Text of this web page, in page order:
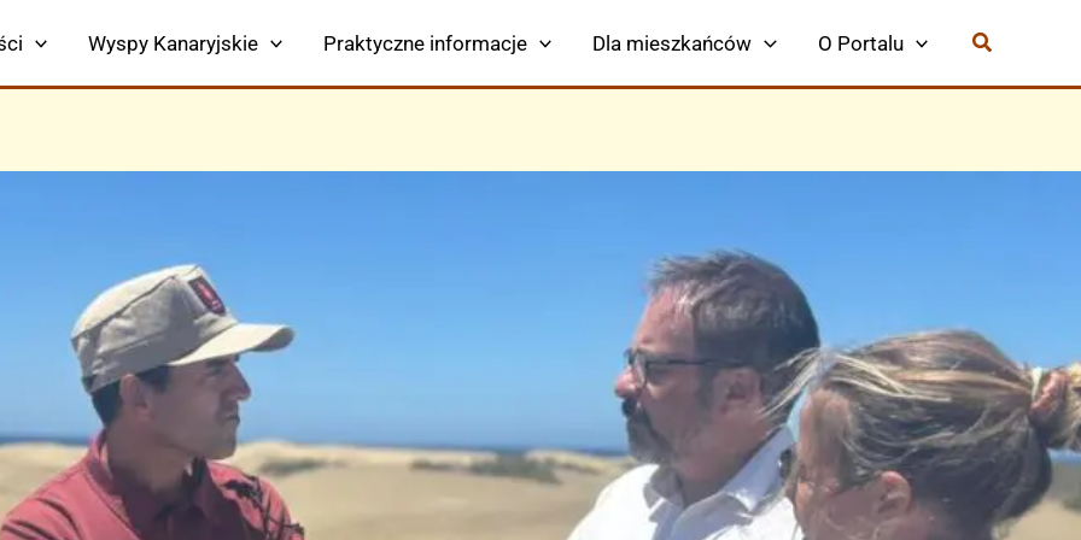
Wyspy Kanaryjskie Praktyczne informacje Dla mieszkańców O Portalu